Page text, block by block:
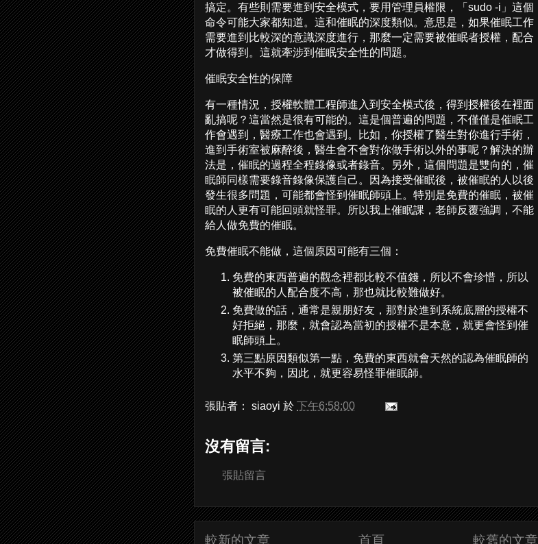
搞定。有些則需要進到安全模式，要用管理員權限，「sudo -i」這個
命令可能大家都知道。這和催眠的深度類似。意思是，如果催眠工作
需要進到比較深的意識深度進行，那麼一定需要被催眠者授權，配合
才做得到。這就牽涉到催眠安全性的問題。
催眠安全性的保障
有一種情況，授權軟體工程師進入到安全模式後，得到授權後在裡面
亂搞呢？這當然是很有可能的。這是個普遍的問題，不僅僅是催眠工
作會遇到，醫療工作也會遇到。比如，你授權了醫生對你進行手術，
進到手術室被麻醉後，醫生會不會對你做手術以外的事呢？解決的辦
法是，催眠的過程全程錄像或者錄音。另外，這個問題是雙向的，催
眠師同樣需要錄音錄像保護自己。因為接受催眠後，被催眠的人以後
發生很多問題，可能都會怪到催眠師頭上。特別是免費的催眠，被催
眠的人更有可能回頭就怪罪。所以我上催眠課，老師反覆強調，不能
給人做免費的催眠。
免費催眠不能做，這個原因可能有三個：
免費的東西普遍的觀念裡都比較不值錢，所以不會珍惜，所以
被催眠的人配合度不高，那也就比較難做好。
免費做的話，通常是親朋好友，那對於進到系統底層的授權不
好拒絕，那麼，就會認為當初的授權不是本意，就更會怪到催
眠師頭上。
第三點原因類似第一點，免費的東西就會天然的認為催眠師的
水平不夠，因此，就更容易怪罪催眠師。
張貼者： siaoyi 於 下午6:58:00
沒有留言:
張貼留言
較新的文章 較舊的文章
首頁